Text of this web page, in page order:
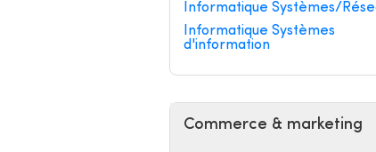
Informatique Systèmes/
Informatique Systèmes
d'information
Commerce & marketing